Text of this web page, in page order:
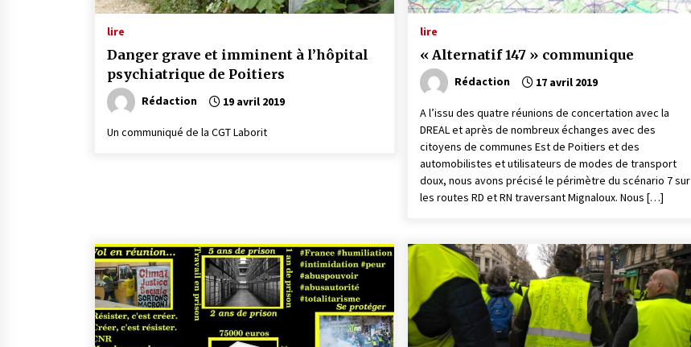
lire
Danger grave et imminent à l’hôpital
psychiatrique de Poitiers
Rédaction 19 avril 2019
Un communiqué de la CGT Laborit
lire
« Alternatif 147 » communique
Rédaction 17 avril 2019
A l’issu des quatre réunions de concertation avec la
DREAL et après de nombreux échanges avec des
citoyens de communes Est de Poitiers et des
automobilistes et utilisateurs de modes de transport
doux, nous avons précisé le périmètre du scénario 7 sur
les routes RD et RN traversant Mignaloux. Nous […]